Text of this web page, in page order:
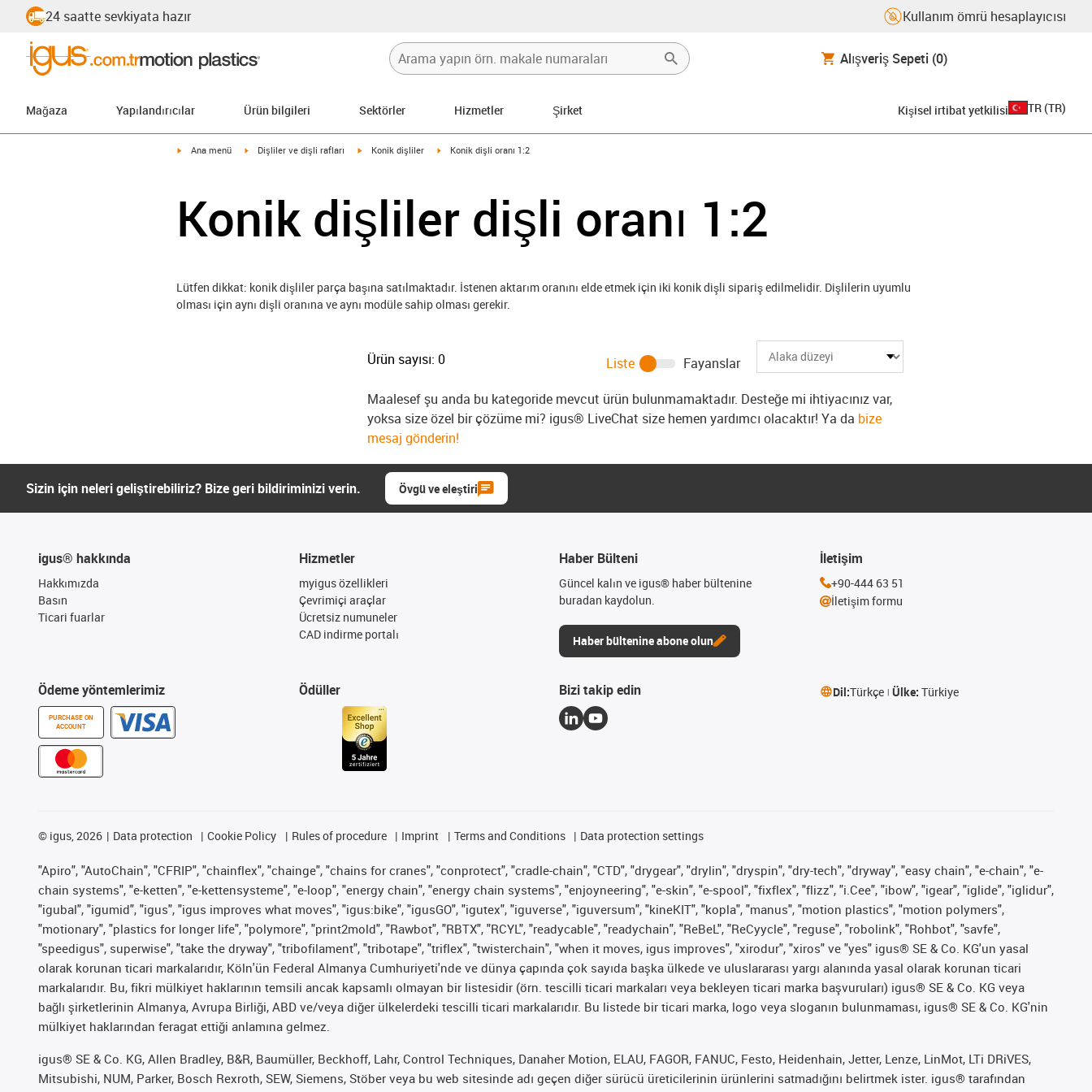
24 saatte sevkiyata hazır Kullanım ömrü hesaplayıcısı
Alışveriş Sepeti (0)
Mağaza Yapılandırıcılar Ürün bilgileri Sektörler Hizmetler Şirket Kişisel irtibat yetkilisi TR (TR)
igus-icon-arrow-right
Ana menü igus-icon-arrow-right
Dişliler ve dişli rafları igus-icon-arrow-right
Konik dişliler igus-icon-arrow-right
Konik dişli oranı 1:2
Konik dişliler dişli oranı 1:2
Lütfen dikkat: konik dişliler parça başına satılmaktadır. İstenen aktarım oranını elde etmek için iki konik dişli sipariş edilmelidir. Dişlilerin uyumlu
olması için aynı dişli oranına ve aynı modüle sahip olması gerekir.
Ürün sayısı: 0 Liste
Fayanslar
Maalesef şu anda bu kategoride mevcut ürün bulunmamaktadır. Desteğe mi ihtiyacınız var,
yoksa size özel bir çözüme mi? igus® LiveChat size hemen yardımcı olacaktır! Ya da bize
mesaj gönderin!
Sizin için neleri geliştirebiliriz? Bize geri bildiriminizi verin. Övgü ve eleştiri
igus® hakkında
Hakkımızda
Basın
Ticari fuarlar
Ödeme yöntemlerimiz
PURCHASE ON
ACCOUNT
Hizmetler
myigus özellikleri
Çevrimiçi araçlar
Ücretsiz numuneler
CAD indirme portalı
Ödüller
Haber Bülteni
Güncel kalın ve igus® haber bültenine
buradan kaydolun.
Haber bültenine abone olun
İletişim
+90-444 63 51
İletişim formu
Bizi takip edin Dil:Türkçe Ülke: Türkiye
© igus, 2026 Data protection Cookie Policy Rules of procedure Imprint Terms and Conditions Data protection settings
"Apiro", "AutoChain", "CFRIP", "chainflex", "chainge", "chains for cranes", "conprotect", "cradle-chain", "CTD", "drygear", "drylin", "dryspin", "dry-tech", "dryway", "easy chain", "e-chain", "e-
chain systems", "e-ketten", "e-kettensysteme", "e-loop", "energy chain", "energy chain systems", "enjoyneering", "e-skin", "e-spool", "fixflex", "flizz", "i.Cee", "ibow", "igear", "iglide", "iglidur",
"igubal", "igumid", "igus", "igus improves what moves", "igus:bike", "igusGO", "igutex", "iguverse", "iguversum", "kineKIT", "kopla", "manus", "motion plastics", "motion polymers",
"motionary", "plastics for longer life", "polymore", "print2mold", "Rawbot", "RBTX", "RCYL", "readycable", "readychain", "ReBeL", "ReCyycle", "reguse", "robolink", "Rohbot", "savfe",
"speedigus", superwise", "take the dryway", "tribofilament", "tribotape", "triflex", "twisterchain", "when it moves, igus improves", "xirodur", "xiros" ve "yes" igus® SE & Co. KG'un yasal
olarak korunan ticari markalarıdır, Köln'ün Federal Almanya Cumhuriyeti'nde ve dünya çapında çok sayıda başka ülkede ve uluslararası yargı alanında yasal olarak korunan ticari
markalarıdır. Bu, fikri mülkiyet haklarının temsili ancak kapsamlı olmayan bir listesidir (örn. tescilli ticari markaları veya bekleyen ticari marka başvuruları) igus® SE & Co. KG veya
bağlı şirketlerinin Almanya, Avrupa Birliği, ABD ve/veya diğer ülkelerdeki tescilli ticari markalarıdır. Bu listede bir ticari marka, logo veya sloganın bulunmaması, igus® SE & Co. KG'nin
mülkiyet haklarından feragat ettiği anlamına gelmez.
igus® SE & Co. KG, Allen Bradley, B&R, Baumüller, Beckhoff, Lahr, Control Techniques, Danaher Motion, ELAU, FAGOR, FANUC, Festo, Heidenhain, Jetter, Lenze, LinMot, LTi DRiVES,
Mitsubishi, NUM, Parker, Bosch Rexroth, SEW, Siemens, Stöber veya bu web sitesinde adı geçen diğer sürücü üreticilerinin ürünlerini satmadığını belirtmek ister. igus® tarafından